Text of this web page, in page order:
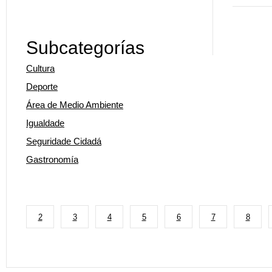
Subcategorías
Cultura
Deporte
Área de Medio Ambiente
Igualdade
Seguridade Cidadá
Gastronomía
2 3 4 5 6 7 8